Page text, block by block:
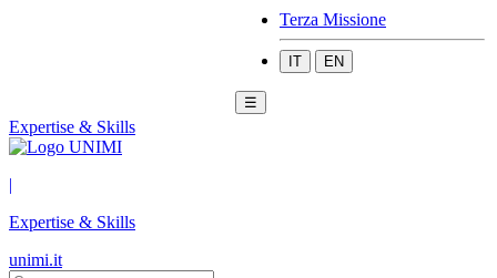
Terza Missione
IT EN
☰
Expertise & Skills
|
Expertise & Skills
unimi.it